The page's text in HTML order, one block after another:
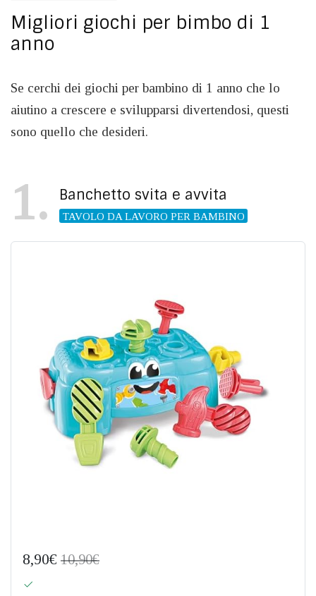
Migliori giochi per bimbo di 1
anno
Se cerchi dei giochi per bambino di 1 anno che lo
aiutino a crescere e svilupparsi divertendosi, questi
sono quello che desideri.
1 Banchetto svita e avvita
TAVOLO DA LAVORO PER BAMBINO
8,90€ 10,90€